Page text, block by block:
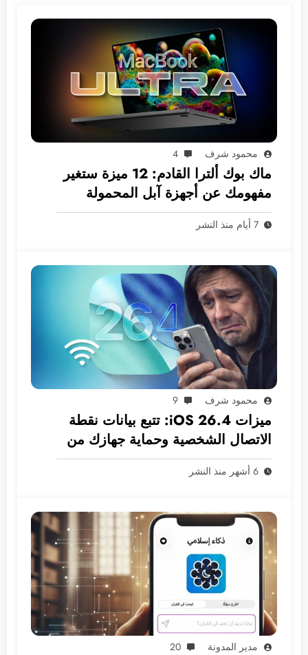
محمود شرف 4
ماك بوك ألترا القادم: 12 ميزة ستغير
مفهومك عن أجهزة آبل المحمولة
7 أيام منذ النشر
محمود شرف 9
ميزات iOS 26.4: تتبع بيانات نقطة
الاتصال الشخصية وحماية جهازك من
السرقة افتراضيًا!
6 أشهر منذ النشر
مدير المدونة 20